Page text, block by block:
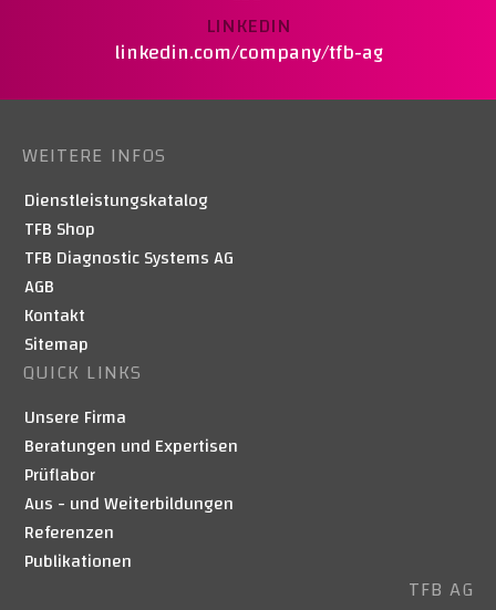
LINKEDIN
linkedin.com/company/tfb-ag
WEITERE INFOS
Dienstleistungskatalog
TFB Shop
TFB Diagnostic Systems AG
AGB
Kontakt
Sitemap
QUICK LINKS
Unsere Firma
Beratungen und Expertisen
Prüflabor
Aus - und Weiterbildungen
Referenzen
Publikationen
TFB AG